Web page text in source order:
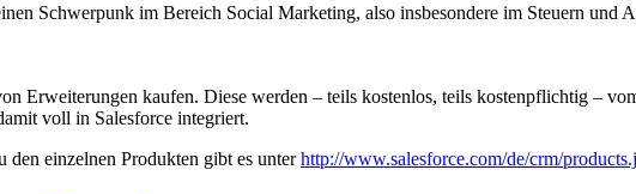
Schwerpunk im Bereich Social Marketing, also insbesondere im Steuern und
Erweiterungen kaufen. Diese werden – teils kostenlos, teils kostenpflichtig –
voll in Salesforce integriert.
einzelnen Produkten gibt es unterhttp://www.salesforce.com/de/crm/